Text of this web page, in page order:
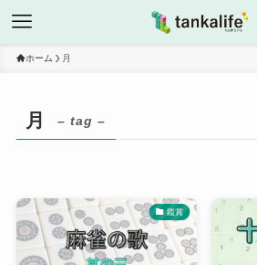
ホーム 月
月 – tag –
鑑賞